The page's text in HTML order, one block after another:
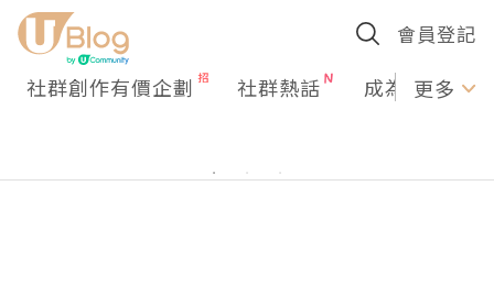
會員登記
社群創作有價企劃 社群熱話 成為U更多